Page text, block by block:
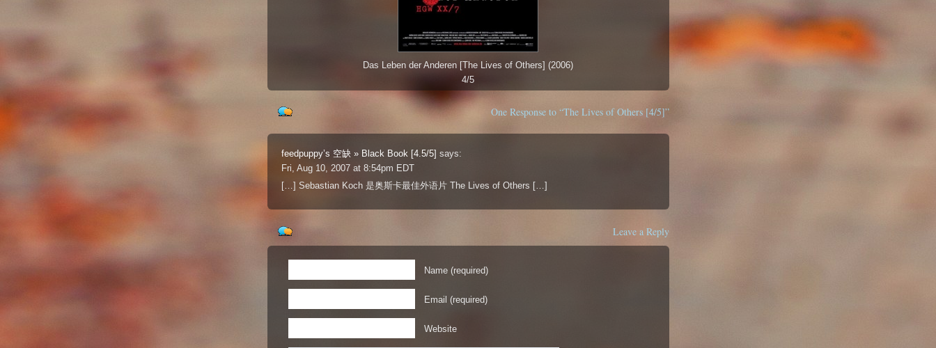
Das Leben der Anderen [The Lives of Others] (2006)
4/5
One Response to “The Lives of Others [4/5]”
feedpuppy’s 空缺 » Black Book [4.5/5] says:
Fri, Aug 10, 2007 at 8:54pm EDT
[…] Sebastian Koch 是奥斯卡最佳外语片 The Lives of Others […]
Leave a Reply
Name (required)
Email (required)
Website